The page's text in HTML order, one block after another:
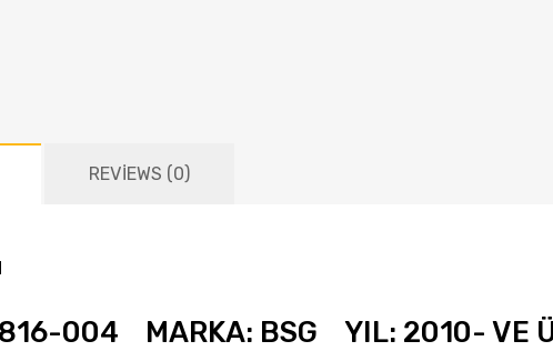
REVIEWS (0)
004 MARKA: BSG YIL: 2010- VE